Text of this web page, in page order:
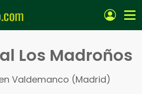
Los Madroños
Valdemanco (Madrid)